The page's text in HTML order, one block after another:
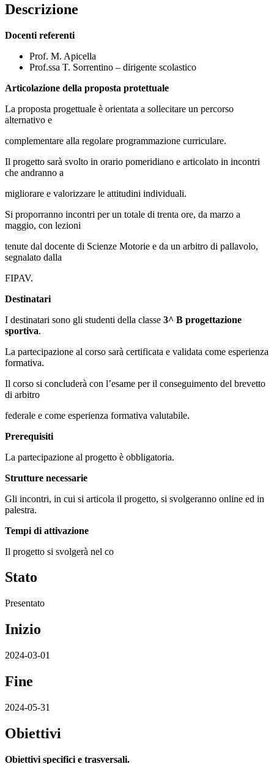
Descrizione
Docenti referenti
Prof. M. Apicella
Prof.ssa T. Sorrentino – dirigente scolastico
Articolazione della proposta protettuale
La proposta progettuale è orientata a sollecitare un percorso
alternativo e
complementare alla regolare programmazione curriculare.
Il progetto sarà svolto in orario pomeridiano e articolato in incontri
che andranno a
migliorare e valorizzare le attitudini individuali.
Si proporranno incontri per un totale di trenta ore, da marzo a
maggio, con lezioni
tenute dal docente di Scienze Motorie e da un arbitro di pallavolo,
segnalato dalla
FIPAV.
Destinatari
I destinatari sono gli studenti della classe 3^ B progettazione
sportiva.
La partecipazione al corso sarà certificata e validata come esperienza
formativa.
Il corso si concluderà con l’esame per il conseguimento del brevetto
di arbitro
federale e come esperienza formativa valutabile.
Prerequisiti
La partecipazione al progetto è obbligatoria.
Strutture necessarie
Gli incontri, in cui si articola il progetto, si svolgeranno online ed in
palestra.
Tempi di attivazione
Il progetto si svolgerà nel co
Stato
Presentato
Inizio
2024-03-01
Fine
2024-05-31
Obiettivi
Obiettivi specifici e trasversali.